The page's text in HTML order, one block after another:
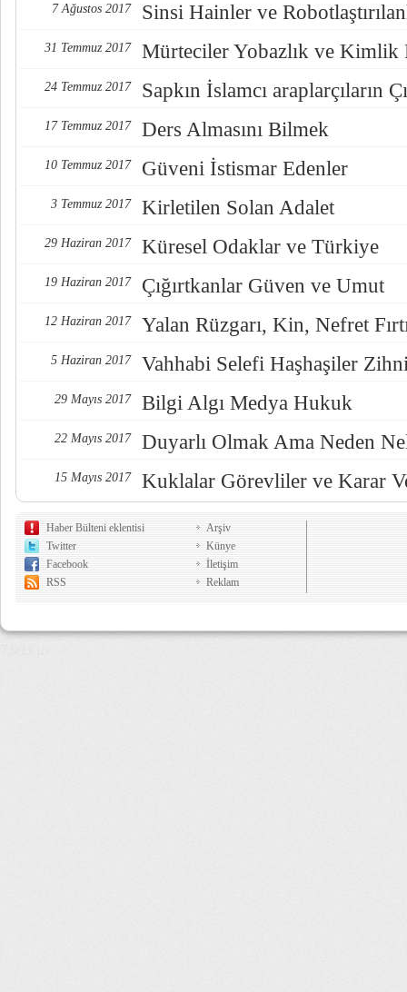
7 Ağustos 2017 Sinsi Hainler ve
31 Temmuz 2017 Mürteciler Yobazlık ve Kimlik
24 Temmuz 2017 Sapkın İslamcı araplarçıların
17 Temmuz 2017 Ders Almasını Bilmek
10 Temmuz 2017 Güveni İstismar Edenler
3 Temmuz 2017 Kirletilen Solan Adalet
29 Haziran 2017 Küresel Odaklar ve Türkiye
19 Haziran 2017 Çığırtkanlar Güven ve Umut
12 Haziran 2017 Yalan Rüzgarı, Kin, Nefret
5 Haziran 2017 Vahhabi Selefi Haşhaşiler
29 Mayıs 2017 Bilgi Algı Medya Hukuk
22 Mayıs 2017 Duyarlı Olmak Ama Neden
15 Mayıs 2017 Kuklalar Görevliler ve Karar
Haber Bülteni eklentisi
Twitter
Facebook
RSS
Arşiv
Künye
İletişim
Reklam